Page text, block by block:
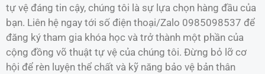
tự vệ đáng tin cậy, chúng tôi là sự lựa chọn hàng đầu của
bạn. Liên hệ ngay tới số điện thoại/Zalo 0985098537 để
đăng ký tham gia khóa học và trở thành một phần của
cộng đồng võ thuật tự vệ của chúng tôi. Đừng bỏ lỡ cơ
hội để rèn luyện thể chất và kỹ năng bảo vệ bản thân